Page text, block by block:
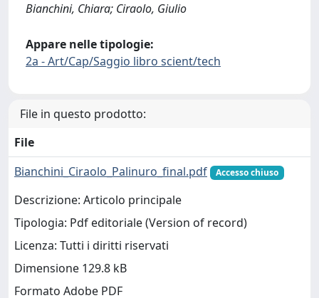
Bianchini, Chiara; Ciraolo, Giulio
Appare nelle tipologie:
2a - Art/Cap/Saggio libro scient/tech
File in questo prodotto:
File
Bianchini_Ciraolo_Palinuro_final.pdf
Accesso chiuso
Descrizione: Articolo principale
Tipologia: Pdf editoriale (Version of record)
Licenza: Tutti i diritti riservati
Dimensione 129.8 kB
Formato Adobe PDF